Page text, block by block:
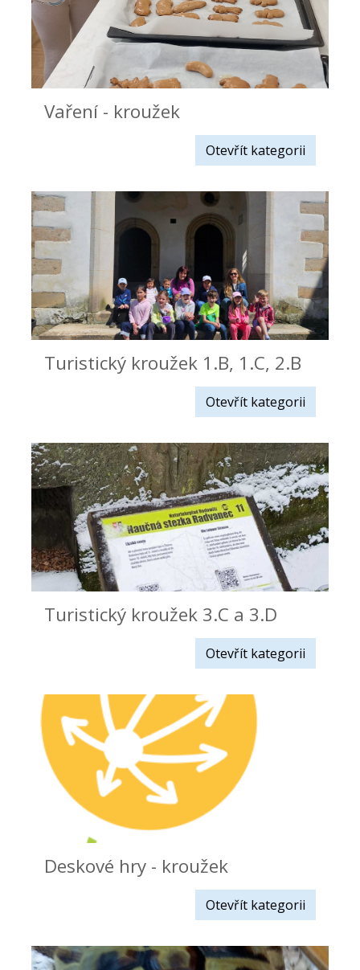
Vaření - kroužek
Otevřít kategorii
Turistický kroužek 1.B, 1.C, 2.B
Otevřít kategorii
Turistický kroužek 3.C a 3.D
Otevřít kategorii
Deskové hry - kroužek
Otevřít kategorii